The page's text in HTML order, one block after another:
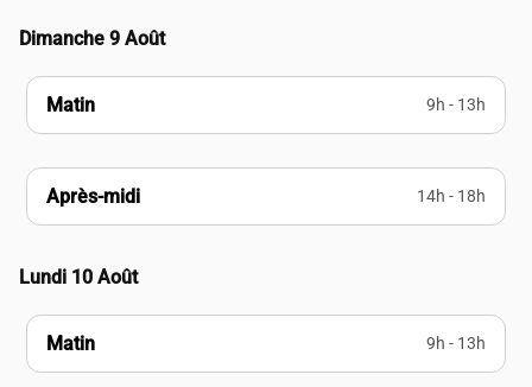
Dimanche 9 Août
Matin 9h - 13h
Après-midi 14h - 18h
Lundi 10 Août
Matin 9h - 13h